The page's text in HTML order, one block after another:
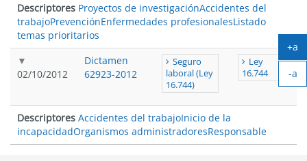
Descriptores Proyectos de investigaciónAccidentes del
trabajoPrevenciónEnfermedades profesionalesListado
temas prioritarios
02/10/2012
Dictamen
62923-2012
Seguro
laboral (Ley
16.744)
Ley
16.744
Descriptores Accidentes del trabajoInicio de la
incapacidadOrganismos administradoresResponsable
+a
-a